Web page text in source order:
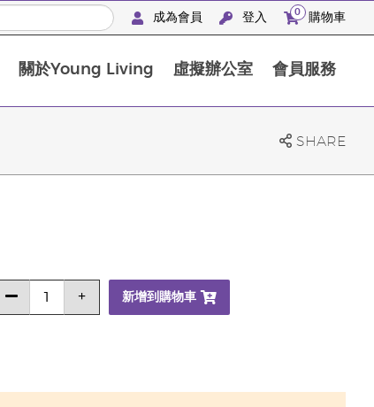
成為會員 登入 0 購物車
關於Young Living 虛擬辦公室 會員服務
SHARE
新增到購物車